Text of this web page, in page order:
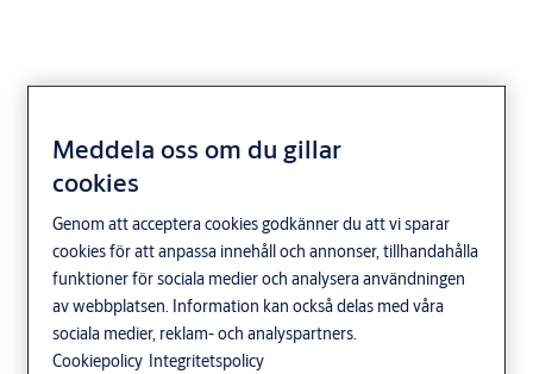
Meddela oss om du gillar
cookies
Genom att acceptera cookies godkänner du att vi sparar
cookies för att anpassa innehåll och annonser, tillhandahålla
funktioner för sociala medier och analysera användningen
av webbplatsen. Information kan också delas med våra
sociala medier, reklam- och analyspartners.
Cookiepolicy Integritetspolicy